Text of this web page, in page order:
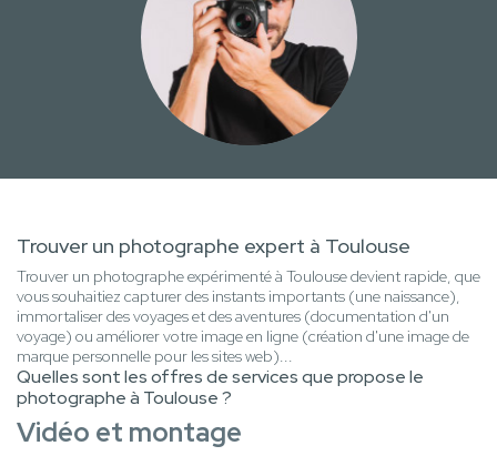
Trouver un photographe expert à Toulouse
Trouver un photographe expérimenté à Toulouse devient rapide, que
vous souhaitiez capturer des instants importants (une naissance),
immortaliser des voyages et des aventures (documentation d'un
voyage) ou améliorer votre image en ligne (création d'une image de
marque personnelle pour les sites web)...
Quelles sont les offres de services que propose le
photographe à Toulouse ?
Vidéo et montage